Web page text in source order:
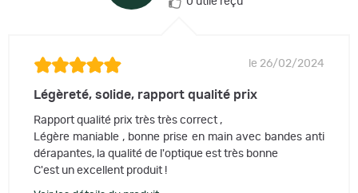
le 26/02/2024
Légèreté, solide, rapport qualité prix
Rapport qualité prix très très correct ,
Légère maniable , bonne prise en main avec bandes anti
dérapantes, la qualité de l'optique est très bonne
C'est un excellent produit !